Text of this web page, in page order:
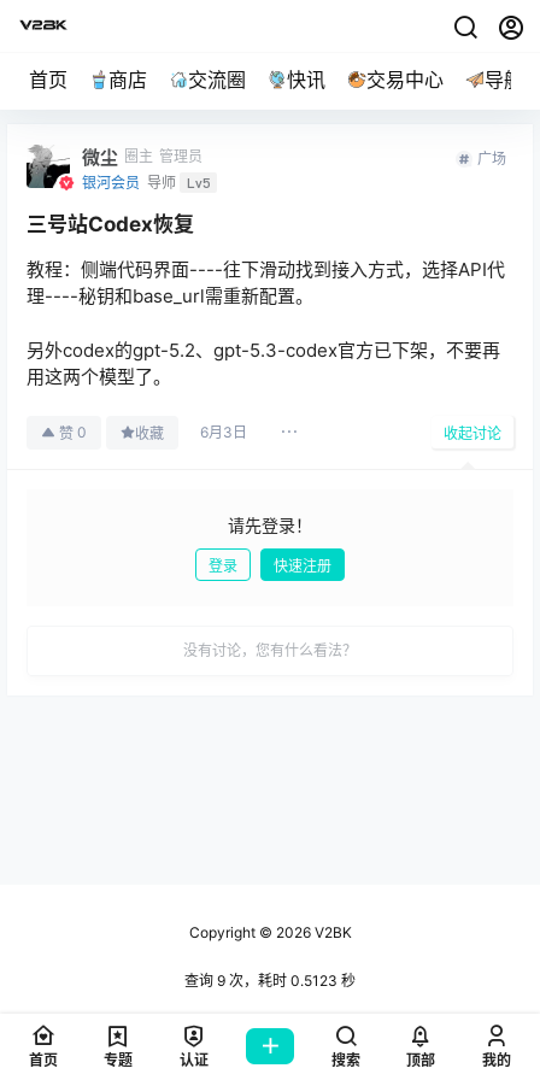
首页 商店 交流圈 快讯 交易中心 导航
微尘 圈主 管理员
银河会员 导师 Lv5
广场
三号站Codex恢复
教程：侧端代码界面----往下滑动找到接入方式，选择API代
理----秘钥和base_url需重新配置。
另外codex的gpt-5.2、gpt-5.3-codex官方已下架，不要再
用这两个模型了。
赞 0 收藏 6月3日 收起讨论
请先登录！
登录 快速注册
没有讨论，您有什么看法？
Copyright © 2026V2BK
查询 9 次，耗时 0.5123 秒
首页 专题 认证 搜索 顶部 我的